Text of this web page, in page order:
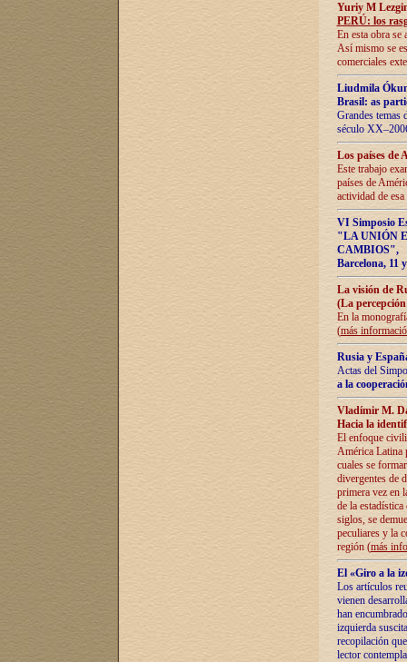
Yuriy M
PERÚ: los
En esta obra se
Así mismo se
comerciales
Liudmila
Brasil: as
Grandes temas
século
Los países de
Este trabajo
países de
actividad de
VI Simposio
"LA UNIÓN
CAMBIOS",
Barcelona, 11
La visión de
(La
En la
(más
Rusia y
Actas del
a la
Vladímir M.
Hacia la
El enfoque
América Latina
cuales se
divergentes de
primera vez en
de la
siglos, se
peculiares y la
región (más
El «Giro a la
Los artículos
vienen
han
izquierda
recopilación
lector